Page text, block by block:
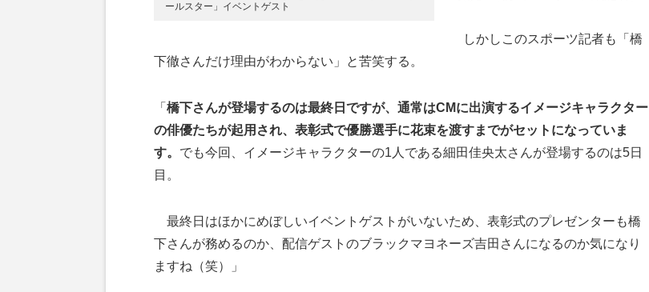
ールスター」イベントゲスト
しかしこのスポーツ記者も「橋
下徹さんだけ理由がわからない」と苦笑する。
「 橋下さんが登場するのは最終日ですが、通常はCMに出演するイメージキャラクター
の俳優たちが起用され、表彰式で優勝選手に花束を渡すまでがセットになっていま
す。 でも今回、イメージキャラクターの1人である細田佳央太さんが登場するのは5日
目。
最終日はほかにめぼしいイベントゲストがいないため、表彰式のプレゼンターも橋
下さんが務めるのか、配信ゲストのブラックマヨネーズ吉田さんになるのか気になり
ますね（笑）」